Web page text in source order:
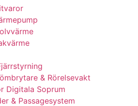
& Rörelsevakt
Digitala Soprum
& Passagesystem